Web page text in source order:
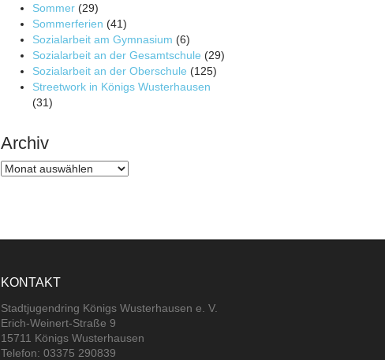
Sommer (29)
Sommerferien (41)
Sozialarbeit am Gymnasium (6)
Sozialarbeit an der Gesamtschule (29)
Sozialarbeit an der Oberschule (125)
Streetwork in Königs Wusterhausen
(31)
Archiv
Archiv
KONTAKT
Stadtjugendring Königs Wusterhausen e. V.
Erich-Weinert-Straße 9
15711 Königs Wusterhausen
Telefon: 03375 290839